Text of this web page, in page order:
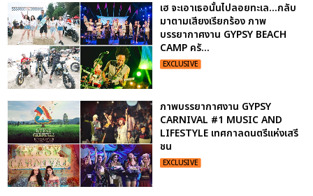
เฮ จะเอาเธอนั้นไปลอยทะเล...กลับ
มาตามเสียงเรียกร้อง ภาพ
บรรยากาศงาน GYPSY BEACH
CAMP ครั...
EXCLUSIVE
ภาพบรรยากาศงาน GYPSY
CARNIVAL #1 MUSIC AND
LIFESTYLE เทศกาลดนตรีแห่งเสรี
ชน
EXCLUSIVE